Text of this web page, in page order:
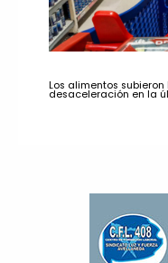
Los alimentos
desaceleración en la